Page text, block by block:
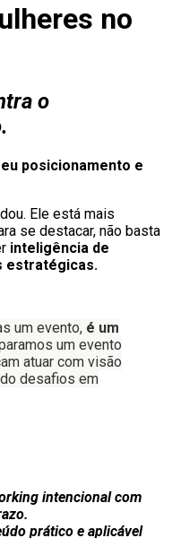
no
o
posicionamento e
Ele está mais
se destacar, não basta
inteligência de
estratégicas.
um evento, é um
um evento
atuar com visão
desafios em
intencional com
prático e aplicável